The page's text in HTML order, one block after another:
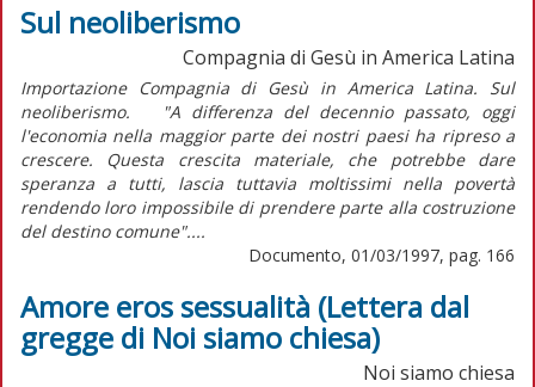
Sul neoliberismo
Compagnia di Gesù in America Latina
Importazione Compagnia di Gesù in America Latina. Sul
neoliberismo. "A differenza del decennio passato, oggi
l'economia nella maggior parte dei nostri paesi ha ripreso a
crescere. Questa crescita materiale, che potrebbe dare
speranza a tutti, lascia tuttavia moltissimi nella povertà
rendendo loro impossibile di prendere parte alla costruzione
del destino comune"....
Documento, 01/03/1997, pag. 166
Amore eros sessualità (Lettera dal
gregge di Noi siamo chiesa)
Noi siamo chiesa